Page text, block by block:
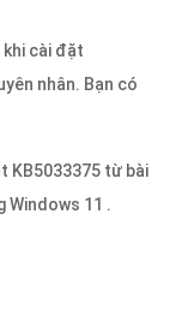
khi cài đặt
nhân. Bạn có
KB5033375 từ bài
Windows 11 .